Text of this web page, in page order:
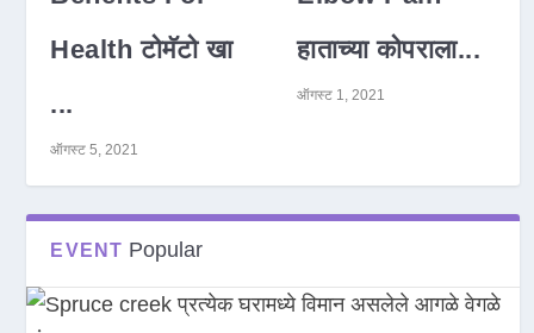
Health टोमॅटो खा
...
ऑगस्ट 5, 2021
हाताच्या कोपराला...
ऑगस्ट 1, 2021
EVENT Popular